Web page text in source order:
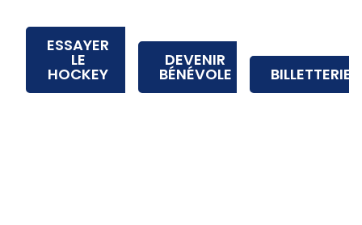
ESSAYER
LE
HOCKEY
DEVENIR
BÉNÉVOLE BILLETTERIE